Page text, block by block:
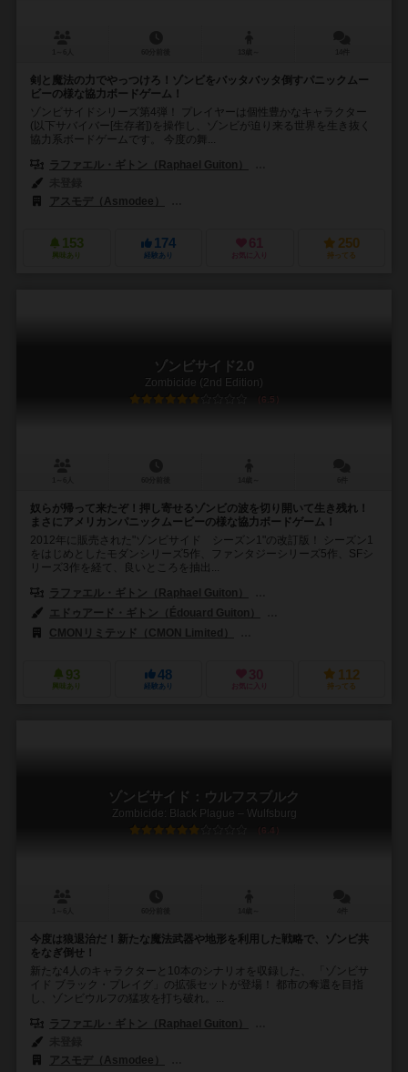
剣と魔法の力でやっつけろ！ゾンビをバッタバッタ倒すパニックムー
ビーの様な協力ボードゲーム！
ゾンビサイドシリーズ第4弾！ プレイヤーは個性豊かなキャラクター
(以下サバイバー[生存者])を操作し、ゾンビが迫り来る世界を生き抜く
協力系ボードゲームです。 今度の舞...
ラファエル・ギトン（Raphael Guiton）
アスモデ（Asmodee）
153
興味あり
174
経験あり
61
お気に入り
250
持ってる
ゾンビサイド2.0
Zombicide (2nd Edition)
6.5
奴らが帰って来たぞ！押し寄せるゾンビの波を切り開いて生き残れ！
まさにアメリカンパニックムービーの様な協力ボードゲーム！
2012年に販売された"ゾンビサイド シーズン1"の改訂版！ シーズン1
をはじめとしたモダンシリーズ5作、ファンタジーシリーズ5作、SFシ
リーズ3作を経て、良いところを抽出...
ラファエル・ギトン（Raphael Guiton）
エドゥアード・ギトン（Édouard Guiton）
CMONリミテッド（CMON Limited）
93
興味あり
48
経験あり
30
お気に入り
112
持ってる
ゾンビサイド：ウルフスブルク
Zombicide: Black Plague – Wulfsburg
6.4
今度は狼退治だ！新たな魔法武器や地形を利用した戦略で、ゾンビ共
をなぎ倒せ！
新たな4人のキャラクターと10本のシナリオを収録した、 「ゾンビサ
イド ブラック・プレイグ」の拡張セットが登場！ 都市の奪還を目指
し、ゾンビウルフの猛攻を打ち破れ。...
ラファエル・ギトン（Raphael Guiton）
アスモデ（Asmodee）